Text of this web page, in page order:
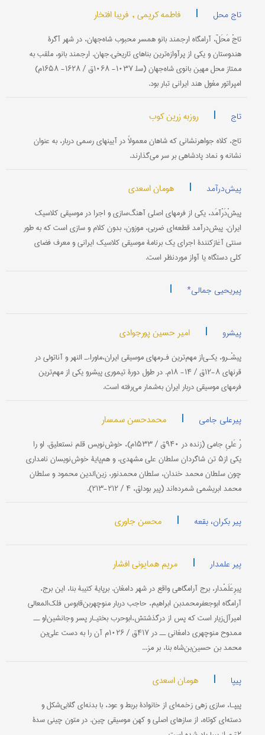
تاج محل | فاطمه کریمی , فریبا افتخار
تاجْ مَحَلّ، آرامگاه ارجمند بانو همسر محبوب شاه‌جهان، در شهر آگرۀ
هندوستان و یکی از پرآوازه‌ترین بناهای تاریخی.جهان. ارجمند بانو، ملقب به
ممتاز محل مهین بانوی شاه‌جهان (سل‍ ۱۰۳۷- ۱۰۶۸ق / ۱۶۲۸- ۱۶۵۸م)
امپراتور مغول هند ایرانی تبار بود.
تاج | روزبه زرین کوب
تاج، کلاه جواهرنشانی که شاهان معمولاً در آیینهای رسمی دربار، به عنوان
نشانه و نماد پادشاهی بر سر می‌گذارند.
پیش‌درآمد | هومان اسعدی
پیشْ‌دَرْآمَد، یکی از فرمهای اصلی آهنگ‌سازی و اجرا در موسیقی کلاسیک
ایران. پیش‌درآمد قطعه‌ای ضربی، موزون، بدون کلام و سازی است که به طور
سنتی آغاز‌کنندۀ اجرای یک برنامۀ موسیقی کلاسیک ایرانی و معرف فضای
کلی دستگاه یا آواز موردنظر است.
پیریحیى جمالی* |
پیشرو | امیر حسین پورجوادی
پیشْـرو، یکـی‌از مهم‌ترین فـرمهای موسیقی ایران،‌‌ماوراءـ النهر و آناتولی در
قرنهای ۸-۱۲ق / ۱۴- ۱۸م. در طول دورۀ تیموری پیشرو یکی از مهم‌ترین
فرمهای موسیقی دربار ایران به‌شمار می‌رفته است.
پیرعلی جامی | محمدحسن سمسار
رْ عَلیِ جامی (زنده در ۹۴۰ق / ۱۵۳۳م)، خوش‌نویس قلم نستعلیق. او را
یکی از۵ تن شاگردان سلطان علی مشهدی، و هم‌پایۀ خوش‌نویسان نامداری
چون سلطان محمد خندان، سلطان محمدنور، زین‌الدین محمود و سلطان
محمد ابریشمی شمرده‌اند (پیر بوداق، ۴ / ۲۱۲-۲۱۳).
پیر بکران، بقعه | محسن جاوری
پیر علمدار | مریم همایونی افشار
پیرِعَلَمْدار، برج آرامگاهی واقع در شهر دامغان. برپایۀ کتیبۀ بنا، این برج،
آرامگاه ابو‌جعفر‌محمدبن ابراهیم، حاجب دربار منوچهر‌بن‌قابوس فلک‌المعالی
امیرآل‌زیار است که پس از درگذشتش،‌ابوحرب بختیـار‌ پسر و‌جانشین‌او ــ‌
ممدوح‌‌ منوچهری دامغانی ــ در ۴۱۷ق / ۱۰۲۶م آن را به دست علی‌بن
محمد بن حسین‌بن‌شاه بنا، بر مز...
پیپا | هومان اسعدی
پیپـا، سازی زهی زخمه‌ای از خانوادۀ بربط و عود، با بدنه‌ای گلابی‌شکل و
دسته‌ای کوتاه، از سازهای اصلی و کهن موسیقی چین. در متون چینی سدۀ